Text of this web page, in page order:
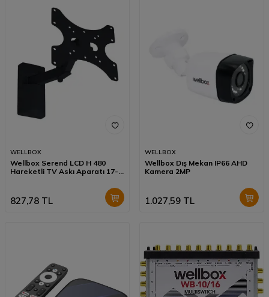
WELLBOX
Wellbox Serend LCD H 480
Hareketli TV Askı Aparatı 17-
827,78 TL
WELLBOX
Wellbox Dış Mekan IP66 AHD
Kamera 2MP
1.027,59 TL